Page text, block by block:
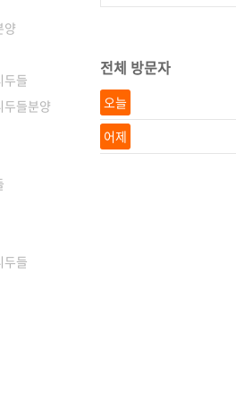
양
두들
두들분양
두들
전체 방문자
오늘
어제